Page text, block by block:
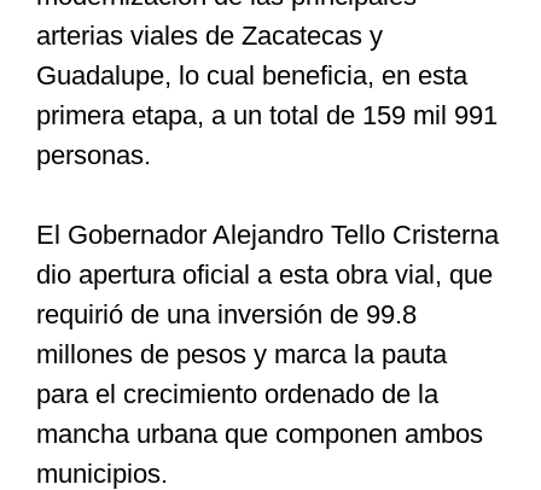
Nacional
Opinión
Nosotros
arterias viales de Zacatecas y
Guadalupe, lo cual beneficia, en esta
primera etapa, a un total de 159 mil 991
personas.
El Gobernador Alejandro Tello Cristerna
dio apertura oficial a esta obra vial, que
requirió de una inversión de 99.8
millones de pesos y marca la pauta
para el crecimiento ordenado de la
mancha urbana que componen ambos
municipios.